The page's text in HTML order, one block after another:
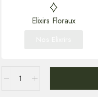
Elixirs Floraux